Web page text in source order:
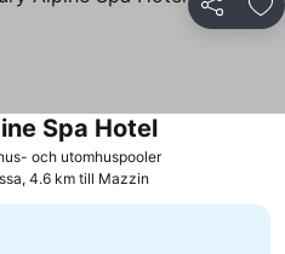
Dela
och utomhuspoolerSe priser
Spa HotelSe priser
4.6 km till Mazzin